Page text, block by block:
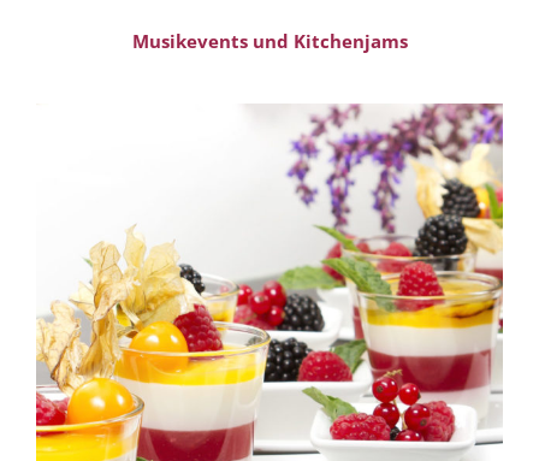
Musikevents und Kitchenjams